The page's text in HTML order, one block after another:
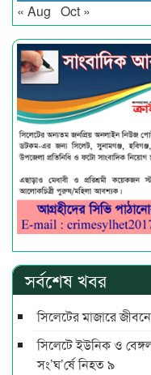
« Aug Oct »
সর্বশেষ খবর
সিলেটের মাজারে
সিলেটে ইউনিক ও
সং’ঘ’র্ষে নিহত ৯